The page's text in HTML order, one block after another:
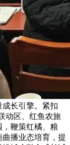
长引擎。紧扣
动区、红鱼农旅
鞭策红橘、粮
播业态培育，提